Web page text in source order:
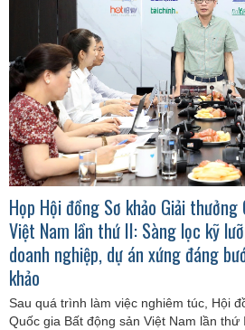
Họp Hội đồng Sơ khảo Giải
Việt Nam lần thứ II: Sàng lọc kỹ
doanh nghiệp, dự án xứng đáng
khảo
Sau quá trình làm việc nghiêm túc, Hội
Quốc gia Bất động sản Việt Nam lần